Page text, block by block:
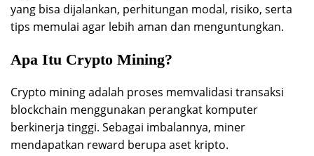
yang bisa dijalankan, perhitungan modal, risiko, serta
tips memulai agar lebih aman dan menguntungkan.
Apa Itu Crypto Mining?
Crypto mining adalah proses memvalidasi transaksi
blockchain menggunakan perangkat komputer
berkinerja tinggi. Sebagai imbalannya, miner
mendapatkan reward berupa aset kripto.